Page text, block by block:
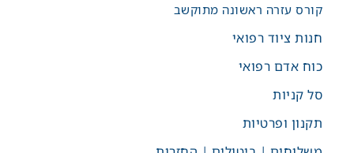
קורס עזרה ראשונה מתוקשב
חנות ציוד רפואי
כוח אדם רפואי
סל קניות
תקנון ופרטיות